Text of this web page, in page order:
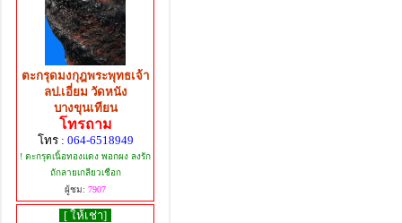
ตะกรุดมงกุฎพระพุทธเจ้า
ลป.เอี่ยม วัดหนัง
บางขุนเทียน
โทรถาม
โทร : 064-6518949
! ตะกรุดเนิ้อทองแดง พอกผง ลงรัก
ถักลายเกลียวเชือก
ผู้ชม: 7907
[ ให้เช่า]